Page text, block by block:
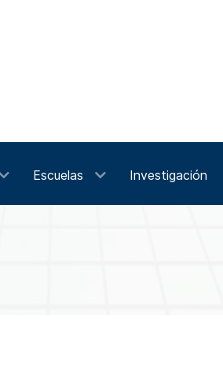
Escuelas Investigación